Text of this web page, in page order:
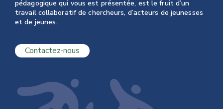
pédagogique qui vous est présentée, est le fruit d’un
travail collaboratif de chercheurs, d’acteurs de jeunesses
et de jeunes.
Contactez-nous